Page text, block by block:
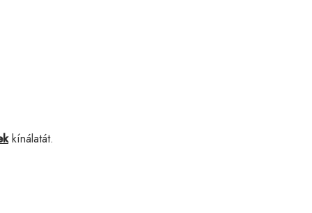
kínálatát.